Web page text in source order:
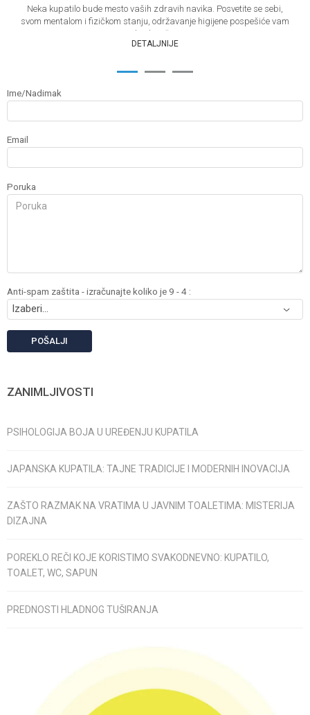
Neka kupatilo bude mesto vaših zdravih navika. Posvetite se sebi,
svom mentalom i fizičkom stanju, održavanje higijene pospešiće vam
kvalitet ž...
DETALJNIJE
1 2 3
Ime/Nadimak
Email
Poruka
Anti-spam zaštita - izračunajte koliko je 9 - 4 :
POŠALJI
ZANIMLJIVOSTI
PSIHOLOGIJA BOJA U UREĐENJU KUPATILA
JAPANSKA KUPATILA: TAJNE TRADICIJE I MODERNIH INOVACIJA
ZAŠTO RAZMAK NA VRATIMA U JAVNIM TOALETIMA: MISTERIJA
DIZAJNA
POREKLO REČI KOJE KORISTIMO SVAKODNEVNO: KUPATILO,
TOALET, WC, SAPUN
PREDNOSTI HLADNOG TUŠIRANJA